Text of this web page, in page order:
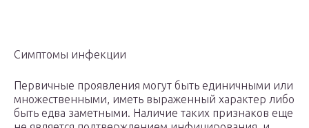
Симптомы инфекции
Первичные проявления могут быть единичными или
множественными, иметь выраженный характер либо
быть едва заметными. Наличие таких признаков еще